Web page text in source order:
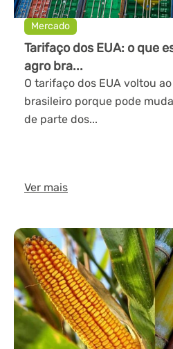
Mercado
Tarifaço dos EUA: o que
agro bra...
O tarifaço dos EUA voltou
brasileiro porque pode
de parte dos...
Ver mais